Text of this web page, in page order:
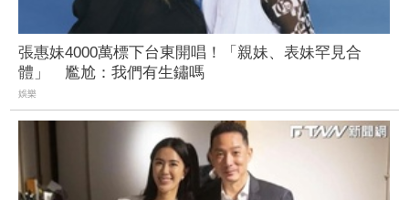
張惠妹4000萬標下台東開唱！「親妹、表妹罕見合
體」 尷尬：我們有生鏽嗎
娛樂